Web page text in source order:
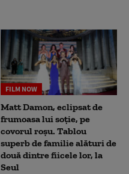
FILM NOW
Matt Damon, eclipsat de
frumoasa lui soție, pe
covorul roșu. Tablou
superb de familie alături de
două dintre fiicele lor, la
Seul